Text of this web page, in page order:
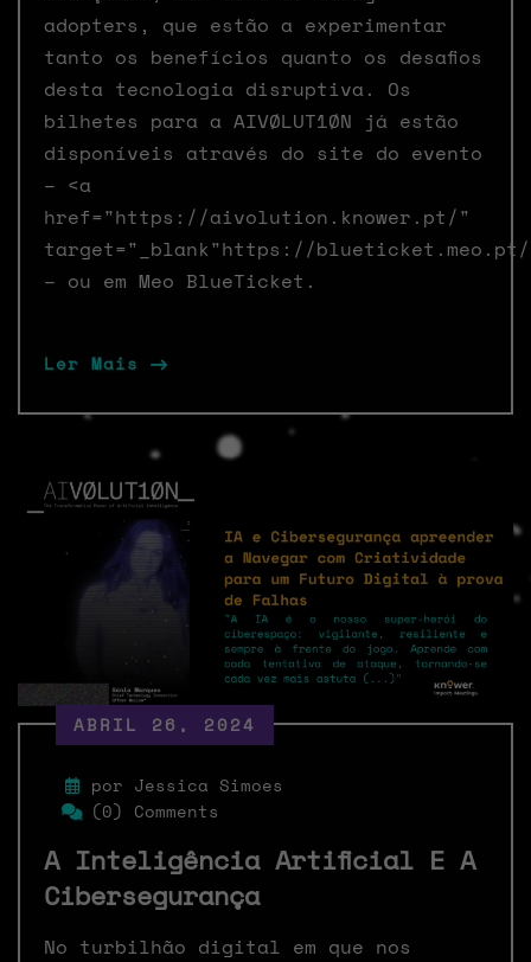
adopters, que estão a experimentar
tanto os benefícios quanto os desafios
desta tecnologia disruptiva. Os
bilhetes para a AIVØLUT1ØN já estão
disponíveis através do site do evento
– <a
href="https://aivolution.knower.pt/"
target="_blank"https://blueticket.meo.pt/
– ou em Meo BlueTicket.
Ler Mais
ABRIL 26, 2024
por Jessica Simoes
(0) Comments
A Inteligência Artificial E A
Cibersegurança
No turbilhão digital em que nos